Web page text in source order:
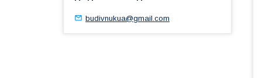
budivnukua@gmail.com